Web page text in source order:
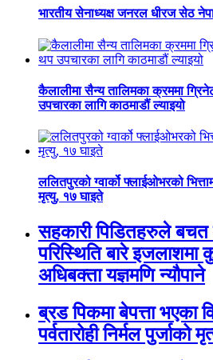
भारतीय सेनाध्यक्ष जनरल धीरज सेठ
कैलालीमा सैन्य तालिमका क्रममा
उपचारका लागि काठमाडौं ल्याइयो
ललितपुरको ग्वार्को फ्लाईओभरको
मृत्यु, १७ घाइते
सहकारी पिडितहरुले बचत
परिस्थिति बारे इजलाशमा
अधिबक्ता यज्ञमणि न्यौपाने
ब्रड पिकमा बेपत्ता भएका
पर्वतारोही निर्मल पुर्जाको